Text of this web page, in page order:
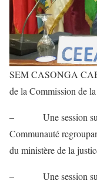
SEM CASONGA
de la Commission de
– Une session sur
Communauté
du ministère de la
– Une session sur